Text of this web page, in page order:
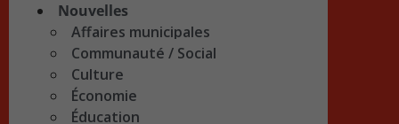
Nouvelles
Affaires municipales
Communauté / Social
Culture
Économie
Éducation